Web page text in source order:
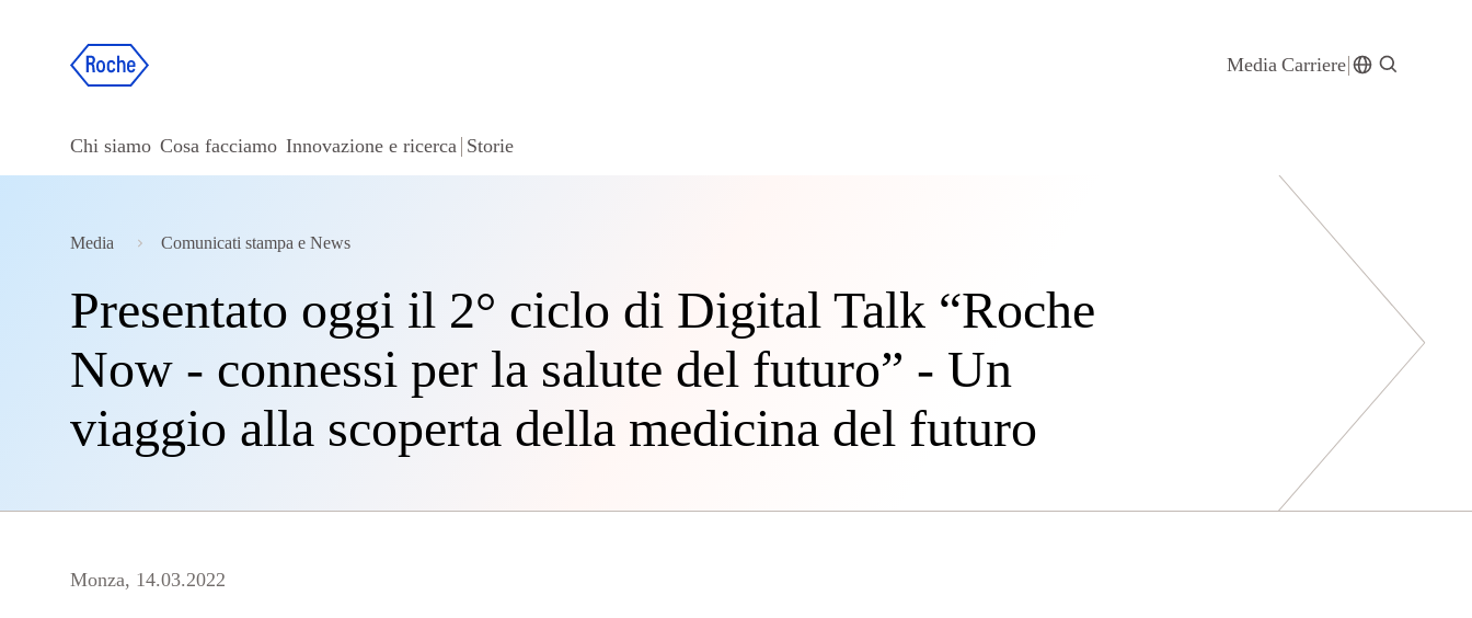
Media Carriere
Chi siamo Cosa facciamo Innovazione e ricerca Storie
Media Comunicati stampa e News
Presentato oggi il 2° ciclo di Digital Talk “Roche
Now - connessi per la salute del futuro” - Un
viaggio alla scoperta della medicina del futuro
Monza, 14.03.2022